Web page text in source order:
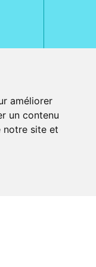
améliorer
un contenu
notre site et